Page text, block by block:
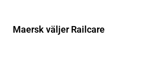
Maersk väljer Railcare